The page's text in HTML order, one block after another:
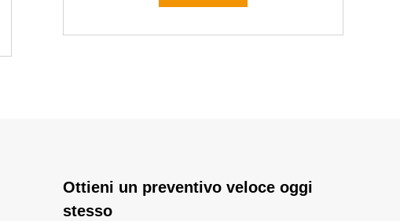
Ottieni un preventivo veloce oggi
stesso